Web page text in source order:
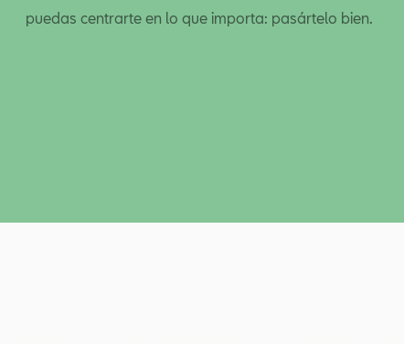
puedas centrarte en lo que importa: pasártelo bien.